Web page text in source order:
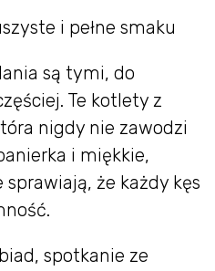
i pełne smaku
są tymi, do
Te kotlety z
nigdy nie zawodzi
i miękkie,
że każdy kęs
spotkanie ze